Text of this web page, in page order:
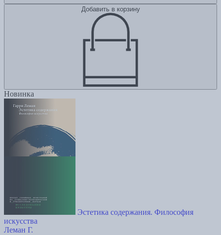
Добавить в корзину
Новинка
Эстетика содержания. Философия
искусства
Леман Г.